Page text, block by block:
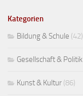
Kategorien
Bildung & Schule (42)
Gesellschaft & Politik
Kunst & Kultur (86)